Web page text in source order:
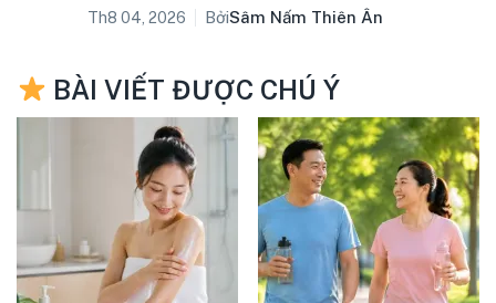
Th8 04, 2026
BởiSâm Nấm Thiên Ân
BÀI VIẾT ĐƯỢC CHÚ Ý